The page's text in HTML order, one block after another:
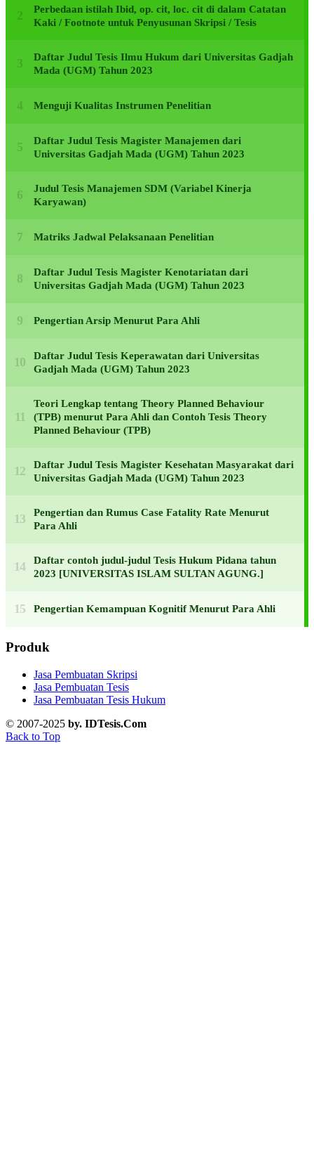
Perbedaan istilah Ibid, op. cit, loc. cit di dalam Catatan
Kaki / Footnote untuk Penyusunan Skripsi / Tesis
Daftar Judul Tesis Ilmu Hukum dari Universitas Gadjah
Mada (UGM) Tahun 2023
Menguji Kualitas Instrumen Penelitian
Daftar Judul Tesis Magister Manajemen dari
Universitas Gadjah Mada (UGM) Tahun 2023
Judul Tesis Manajemen SDM (Variabel Kinerja
Karyawan)
Matriks Jadwal Pelaksanaan Penelitian
Daftar Judul Tesis Magister Kenotariatan dari
Universitas Gadjah Mada (UGM) Tahun 2023
Pengertian Arsip Menurut Para Ahli
Daftar Judul Tesis Keperawatan dari Universitas
Gadjah Mada (UGM) Tahun 2023
Teori Lengkap tentang Theory Planned Behaviour
(TPB) menurut Para Ahli dan Contoh Tesis Theory
Planned Behaviour (TPB)
Daftar Judul Tesis Magister Kesehatan Masyarakat dari
Universitas Gadjah Mada (UGM) Tahun 2023
Pengertian dan Rumus Case Fatality Rate Menurut
Para Ahli
Daftar contoh judul-judul Tesis Hukum Pidana tahun
2023 [UNIVERSITAS ISLAM SULTAN AGUNG.]
Pengertian Kemampuan Kognitif Menurut Para Ahli
Produk
Jasa Pembuatan Skripsi
Jasa Pembuatan Tesis
Jasa Pembuatan Tesis Hukum
© 2007-2025 by. IDTesis.Com
Back to Top